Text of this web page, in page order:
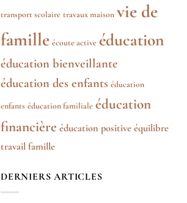
transport scolaire travaux maison vie de
famille écoute active éducation
éducation bienveillante
éducation des enfants éducation
enfants éducation familiale éducation
financière éducation positive équilibre
travail famille
DERNIERS ARTICLES